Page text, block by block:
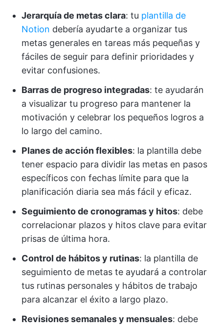
Jerarquía de metas clara: tu plantilla de
Notion debería ayudarte a organizar tus
metas generales en tareas más pequeñas y
fáciles de seguir para definir prioridades y
evitar confusiones.
Barras de progreso integradas: te ayudarán
a visualizar tu progreso para mantener la
motivación y celebrar los pequeños logros a
lo largo del camino.
Planes de acción flexibles: la plantilla debe
tener espacio para dividir las metas en pasos
específicos con fechas límite para que la
planificación diaria sea más fácil y eficaz.
Seguimiento de cronogramas y hitos: debe
correlacionar plazos y hitos clave para evitar
prisas de última hora.
Control de hábitos y rutinas: la plantilla de
seguimiento de metas te ayudará a controlar
tus rutinas personales y hábitos de trabajo
para alcanzar el éxito a largo plazo.
Revisiones semanales y mensuales: debe